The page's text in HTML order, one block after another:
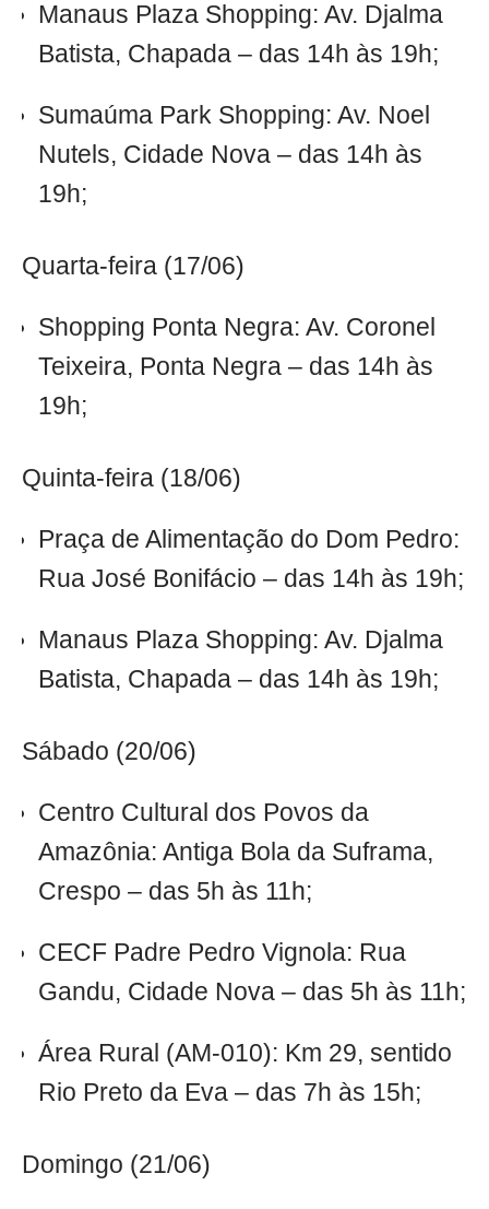
Manaus Plaza Shopping: Av. Djalma
Batista, Chapada – das 14h às 19h;
Sumaúma Park Shopping: Av. Noel
Nutels, Cidade Nova – das 14h às
19h;
Quarta-feira (17/06)
Shopping Ponta Negra: Av. Coronel
Teixeira, Ponta Negra – das 14h às
19h;
Quinta-feira (18/06)
Praça de Alimentação do Dom Pedro:
Rua José Bonifácio – das 14h às 19h;
Manaus Plaza Shopping: Av. Djalma
Batista, Chapada – das 14h às 19h;
Sábado (20/06)
Centro Cultural dos Povos da
Amazônia: Antiga Bola da Suframa,
Crespo – das 5h às 11h;
CECF Padre Pedro Vignola: Rua
Gandu, Cidade Nova – das 5h às 11h;
Área Rural (AM-010): Km 29, sentido
Rio Preto da Eva – das 7h às 15h;
Domingo (21/06)